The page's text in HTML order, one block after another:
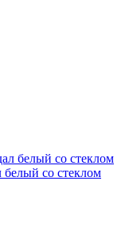
белый со стеклом